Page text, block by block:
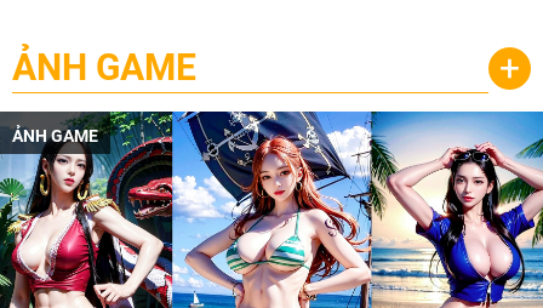
ẢNH GAME +
ẢNH GAME